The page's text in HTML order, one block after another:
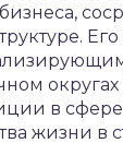
в
жизни в